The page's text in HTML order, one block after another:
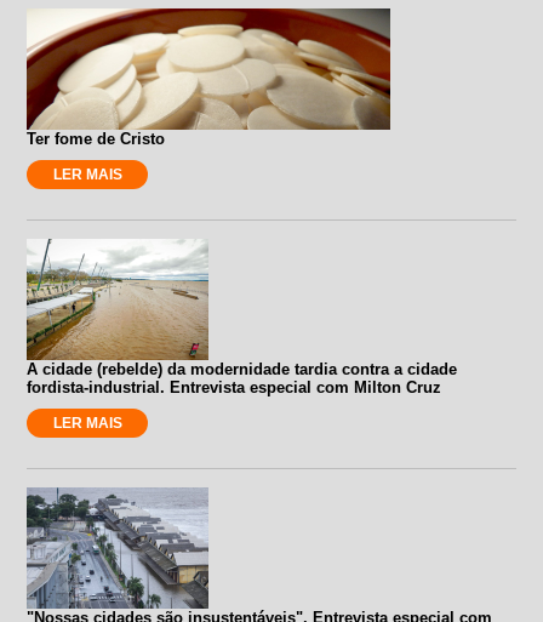
Ter fome de Cristo
LER MAIS
A cidade (rebelde) da modernidade tardia contra a cidade
fordista-industrial. Entrevista especial com Milton Cruz
LER MAIS
"Nossas cidades são insustentáveis". Entrevista especial com